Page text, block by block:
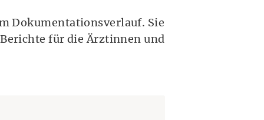
Dokumentationsverlauf. Sie
für die Ärztinnen und